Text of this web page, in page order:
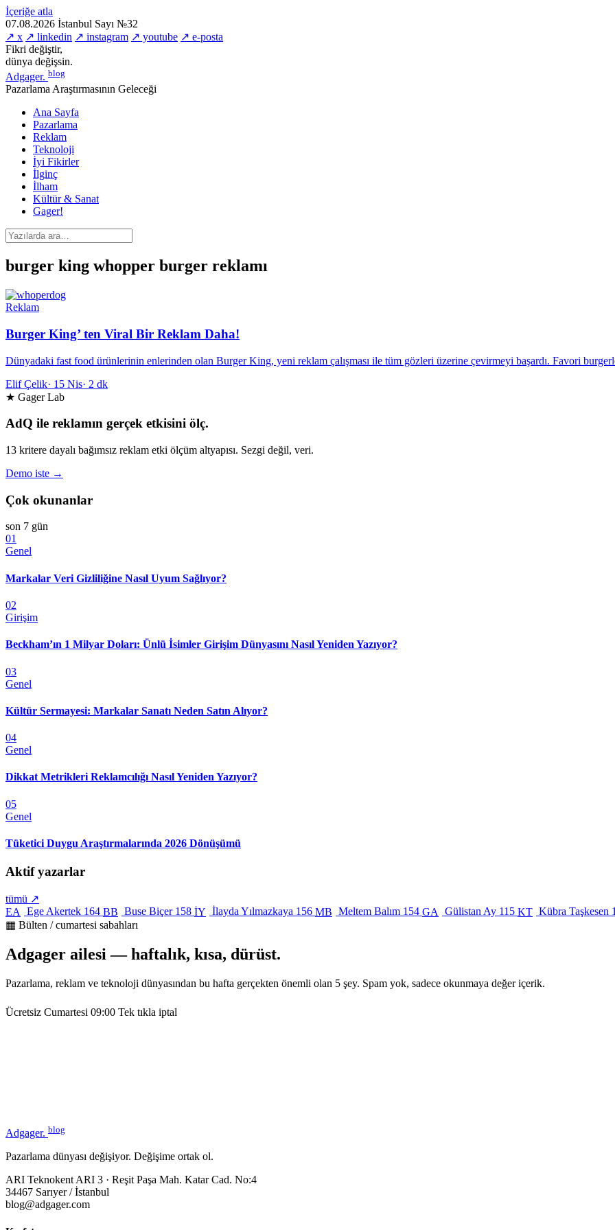
İçeriğe atla
07.08.2026 İstanbul Sayı №32
↗ x ↗ linkedin ↗ instagram ↗ youtube ↗ e-posta
Fikri değiştir,
dünya değişsin.
Adgager. blog
Pazarlama Araştırmasının Geleceği
Ana Sayfa
Pazarlama
Reklam
Teknoloji
İyi Fikirler
İlginç
İlham
Kültür & Sanat
Gager!
burger king whopper burger reklamı
Reklam
Burger King’ ten Viral Bir Reklam Daha!
Dünyadaki fast food ürünlerinin enlerinden olan Burger King, yeni reklam çalışması ile tüm gözleri üzerine çevirmeyi başardı. Favori
Elif Çelik· 15 Nis· 2 dk
★ Gager Lab
AdQ ile reklamın gerçek etkisini ölç.
13 kritere dayalı bağımsız reklam etki ölçüm altyapısı. Sezgi değil, veri.
Demo iste →
Çok okunanlar
son 7 gün
01
Genel
Markalar Veri Gizliliğine Nasıl Uyum Sağlıyor?
02
Girişim
Beckham’ın 1 Milyar Doları: Ünlü İsimler Girişim Dünyasını Nasıl Yeniden Yazıyor?
03
Genel
Kültür Sermayesi: Markalar Sanatı Neden Satın Alıyor?
04
Genel
Dikkat Metrikleri Reklamcılığı Nasıl Yeniden Yazıyor?
05
Genel
Tüketici Duygu Araştırmalarında 2026 Dönüşümü
Aktif yazarlar
tümü ↗
EA
Ege Akertek 164 BB Buse Biçer 158 İY İlayda Yılmazkaya 156 MB Meltem Balım 154 GA Gülistan Ay 115 KT Kübra Taşkesen
▦ Bülten / cumartesi sabahları
Adgager ailesi — haftalık, kısa, dürüst.
Pazarlama, reklam ve teknoloji dünyasından bu hafta gerçekten önemli olan 5 şey. Spam yok, sadece okunmaya değer içerik.
Ücretsiz Cumartesi 09:00 Tek tıkla iptal
Adgager. blog
Pazarlama dünyası değişiyor. Değişime ortak ol.
ARI Teknokent ARI 3 · Reşit Paşa Mah. Katar Cad. No:4
34467 Sarıyer / İstanbul
blog@adgager.com